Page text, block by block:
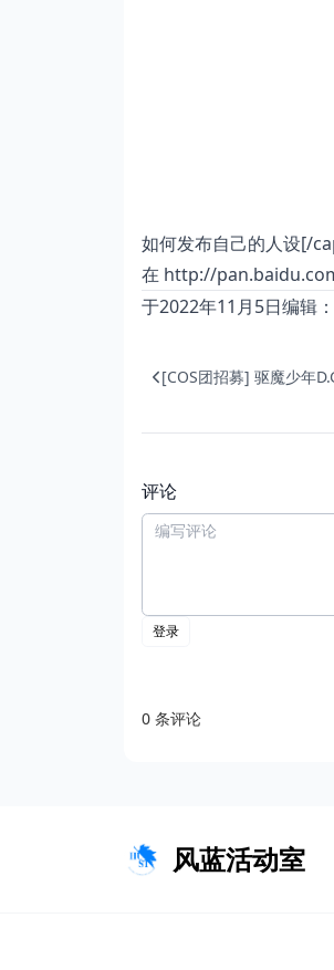
如何发布自己的人设[/
在 http://
于2022年11月5日编辑
[COS团招募] 驱魔少年
评论
风蓝活动室